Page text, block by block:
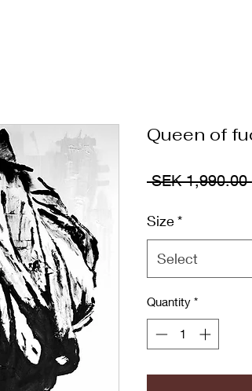
Queen of
SEK 1,990.00
Size*
Select
Quantity *